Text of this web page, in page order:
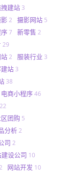
建站 3
2 摄影网站 5
7 新零售 2
29
2 服装行业 3
站 3
38
电商小程序46
22
团购 5
分析2
司 2
建设公司 10
网站开发 10